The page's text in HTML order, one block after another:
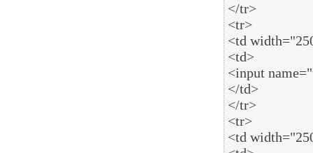
</tr>
<tr>
<td
<td>
<input
</td>
</tr>
<tr>
<td